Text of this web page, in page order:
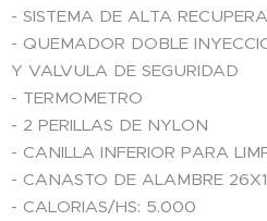
- SISTEMA DE ALTA
- QUEMADOR DOBLE
Y VALVULA DE SEGURIDAD
- TERMOMETRO
- 2 PERILLAS DE NYLON
- CANILLA INFERIOR PARA
- CANASTO DE ALAMBRE
- CALORIAS/HS: 5.000